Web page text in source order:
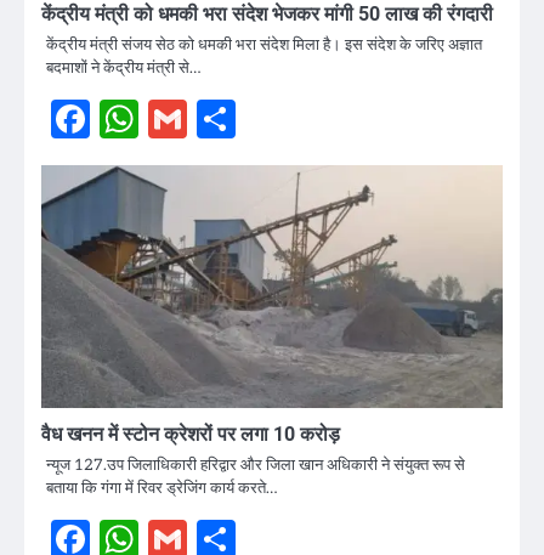
केंद्रीय मंत्री को धमकी भरा संदेश भेजकर मांगी 50 लाख की रंगदारी
केंद्रीय मंत्री संजय सेठ को धमकी भरा संदेश मिला है। इस संदेश के जरिए अज्ञात
बदमाशों ने केंद्रीय मंत्री से…
Facebook
WhatsApp
Gmail
वैध खनन में स्टोन क्रेशरों पर लगा 10 करोड़
न्यूज 127.उप जिलाधिकारी हरिद्वार और जिला खान अधिकारी ने संयुक्त रूप से
बताया कि गंगा में रिवर ड्रेजिंग कार्य करते…
Facebook
WhatsApp
Gmail